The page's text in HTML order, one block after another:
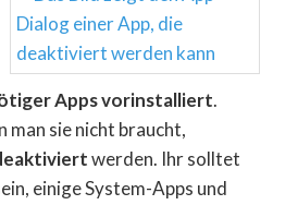
Apps vorinstalliert.
man sie nicht braucht,
werden. Ihr solltet
einige System-Apps und